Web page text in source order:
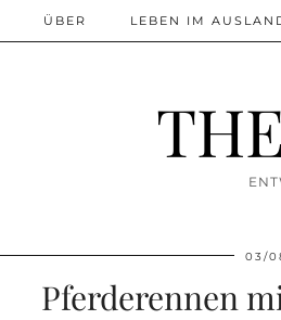
ÜBER LEBEN IM
03/
Pferderennen